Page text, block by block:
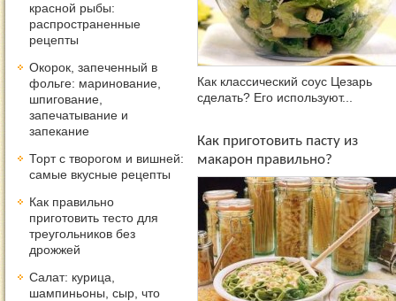
Как классический соус Цезарь
сделать? Его используют...
Как приготовить пасту из
макарон правильно?
красной рыбы:
распространенные
рецепты
Окорок, запеченный в
фольге: маринование,
шпигование,
запечатывание и
запекание
Торт с творогом и вишней:
самые вкусные рецепты
Как правильно
приготовить тесто для
треугольников без
дрожжей
Салат: курица,
шампиньоны, сыр, что